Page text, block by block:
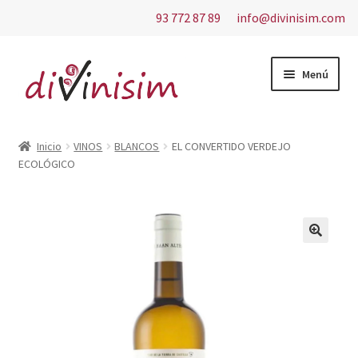
93 772 87 89 info@divinisim.com
al
contenido
Menú
Aviso Legal
Inicio VINOS BLANCOS
EL CONVERTIDO VERDEJO
ECOLÓGICO